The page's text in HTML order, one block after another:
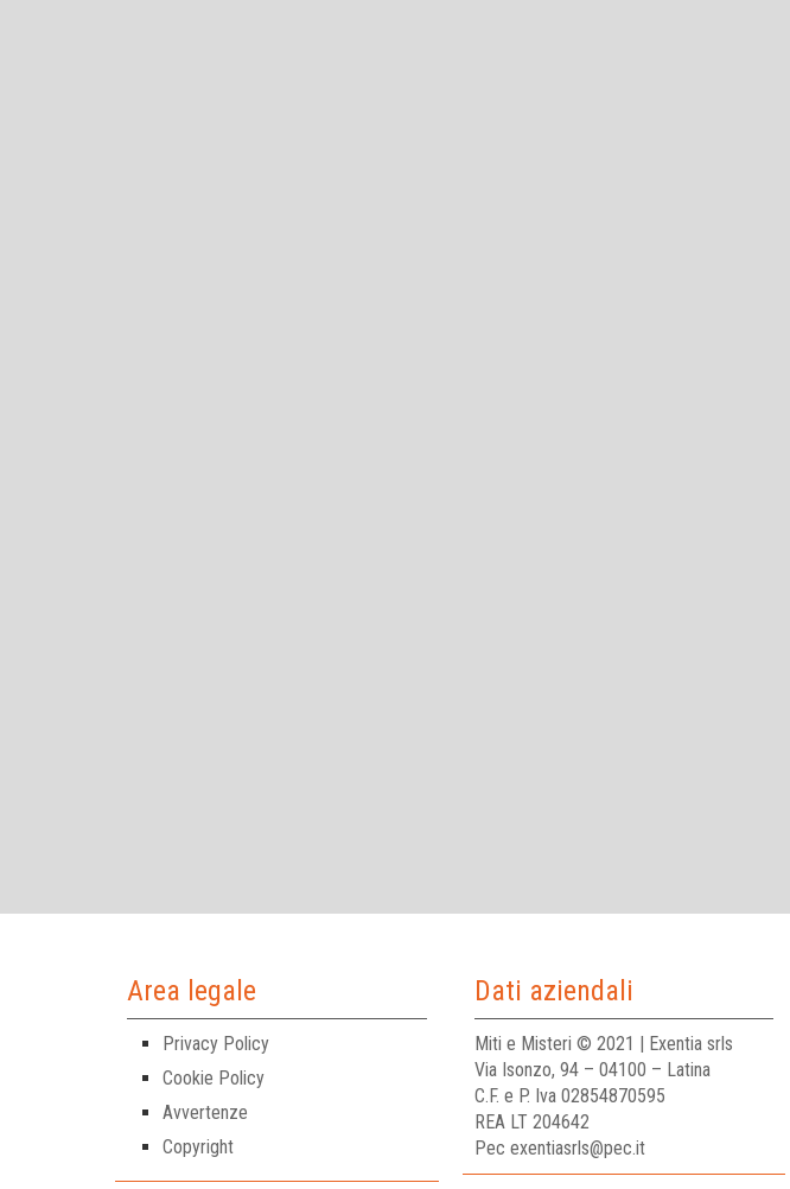
Area legale
Privacy Policy
Cookie Policy
Avvertenze
Copyright
Dati aziendali
Miti e Misteri © 2021 | Exentia srls
Via Isonzo, 94 – 04100 – Latina
C.F. e P. Iva 02854870595
REA LT 204642
Pec exentiasrls@pec.it